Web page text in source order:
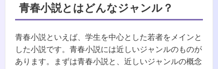
青春小説とはどんなジャンル？
青春小説といえば、学生を中心とした若者をメインと
した小説です。青春小説には近しいジャンルのものが
あります。まずは青春小説と、近しいジャンルの概念